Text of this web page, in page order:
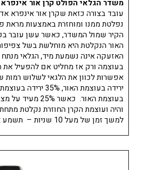
משדר הגלאי הפולט קרן אור
עובד בצורה כזאת שקרן אור אינפרא
נפלטת ממנו ומוחזרת באמצעות מראת
הקיר שמול המשדר, כאשר עשן עובר
האור הנקלטת היא מוחלשת בשל
האזעקה אינה נשמעת מיד, הגלאי מנתח
בעוצמה ורק אז מחליט אם להפעיל את
בעוצמת האור. כאשר
והיה ועוצמת הקרן החוזרת נקלטת
למשך זמן של מעל 10 שניות – תשמע אזעקה.